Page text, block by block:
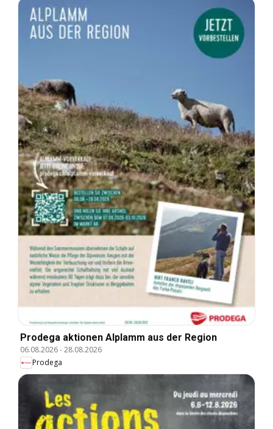
Prodega aktionen Alplamm aus der Region
06.08.2026-28.08.2026
Prodega